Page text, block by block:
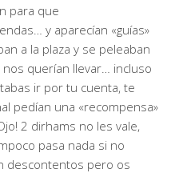
para que
y aparecían «guías»
a la plaza y se peleaban
querían llevar… incluso
ir por tu cuenta, te
pedían una «recompensa»
2 dirhams no les vale,
pasa nada si no
descontentos pero os